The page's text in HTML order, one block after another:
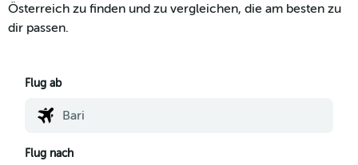
Österreich zu finden und zu vergleichen, die am besten zu
dir passen.
Flug ab
Flug nach